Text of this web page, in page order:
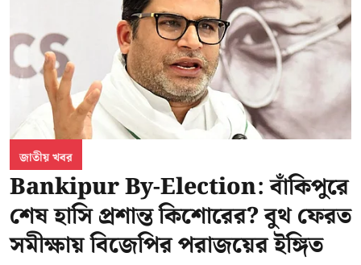
জাতীয় খবর
Bankipur By-Election: বাঁকিপুরে
শেষ হাসি প্রশান্ত কিশোরের? বুথ ফেরত
সমীক্ষায় বিজেপির পরাজয়ের ইঙ্গিত